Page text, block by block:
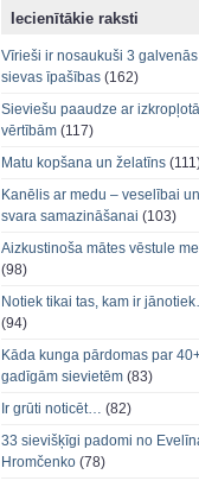
Iecienītākie raksti
Vīrieši ir nosaukuši 3 galvenās
sievas īpašības (162)
Sieviešu paaudze ar
vērtībām (117)
Matu kopšana un želatīns
Kanēlis ar medu – veselībai un
svara samazināšanai (103)
Aizkustinoša mātes vēstule
(98)
Notiek tikai tas, kam ir
(94)
Kāda kunga pārdomas par
gadīgām sievietēm (83)
Ir grūti noticēt… (82)
33 sievišķīgi padomi no
Hromčenko (78)